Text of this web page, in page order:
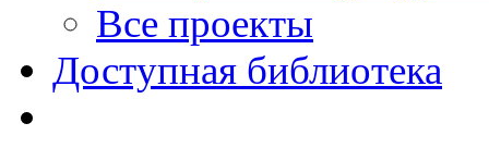
Все проекты
Доступная библиотека